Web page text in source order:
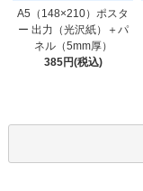
A5（148×210）ポスタ
ー 出力（光沢紙）＋パ
ネル（5mm厚）
385円(税込)